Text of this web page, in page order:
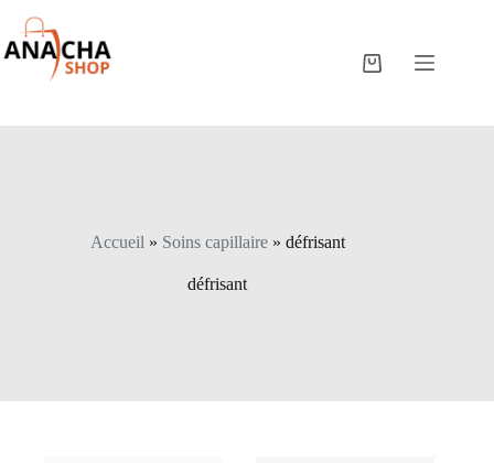
Accueil » Soins capillaire» défrisant
défrisant